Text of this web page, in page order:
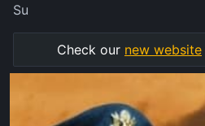
Su
Check our new website